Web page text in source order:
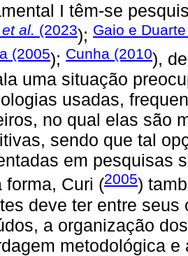
I têm-se
et al. (2023); Gaio e
(2005); Cunha (2010),
uma situação
usadas,
no qual elas são
sendo que tal
em pesquisas
forma, Curi (2005)
deve ter entre
a organização
metodológica e